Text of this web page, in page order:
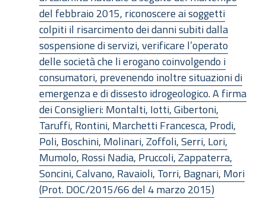
del febbraio 2015, riconoscere ai soggetti
colpiti il risarcimento dei danni subiti dalla
sospensione di servizi, verificare l’operato
delle società che li erogano coinvolgendo i
consumatori, prevenendo inoltre situazioni di
emergenza e di dissesto idrogeologico. A firma
dei Consiglieri: Montalti, Iotti, Gibertoni,
Taruffi, Rontini, Marchetti Francesca, Prodi,
Poli, Boschini, Molinari, Zoffoli, Serri, Lori,
Mumolo, Rossi Nadia, Pruccoli, Zappaterra,
Soncini, Calvano, Ravaioli, Torri, Bagnari, Mori
(Prot. DOC/2015/66 del 4 marzo 2015)